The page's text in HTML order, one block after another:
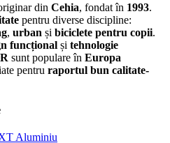
din Cehia, fondat în 1993.
pentru diverse discipline:
, urban și biciclete pentru copii.
funcțional și tehnologie
sunt populare în Europa
pentru raportul bun calitate-